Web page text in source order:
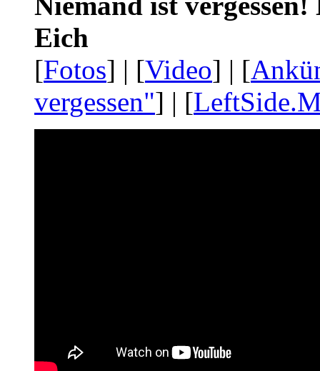
Eich
[Fotos] | [Video] | [
vergessen"] | [